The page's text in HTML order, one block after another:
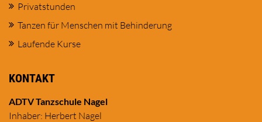
Privatstunden
Tanzen für Menschen mit Behinderung
Laufende Kurse
KONTAKT
ADTV Tanzschule Nagel
Inhaber: Herbert Nagel